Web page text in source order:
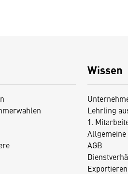
Wissen
Lehrling
1.
Allgemeine
AGB